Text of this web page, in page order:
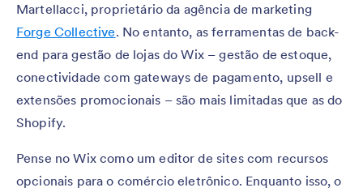
Martellacci, proprietário da agência de marketing
Forge Collective. No entanto, as ferramentas de back-
end para gestão de lojas do Wix – gestão de estoque,
conectividade com gateways de pagamento, upsell e
extensões promocionais – são mais limitadas que as do
Shopify.
Pense no Wix como um editor de sites com recursos
opcionais para o comércio eletrônico. Enquanto isso, o